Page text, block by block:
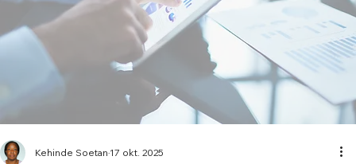
Kehinde Soetan 17 okt. 2025